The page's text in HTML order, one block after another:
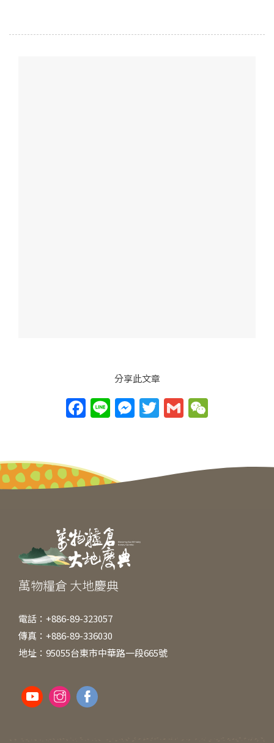
分享此文章
F
a
e
b
o
k
Li
n
M
e
n
T
w
er
G
m
l h
萬物糧倉 大地慶典
電話：+886-89-323057
傳真：+886-89-336030
地址：95055台東市中華路一段665號